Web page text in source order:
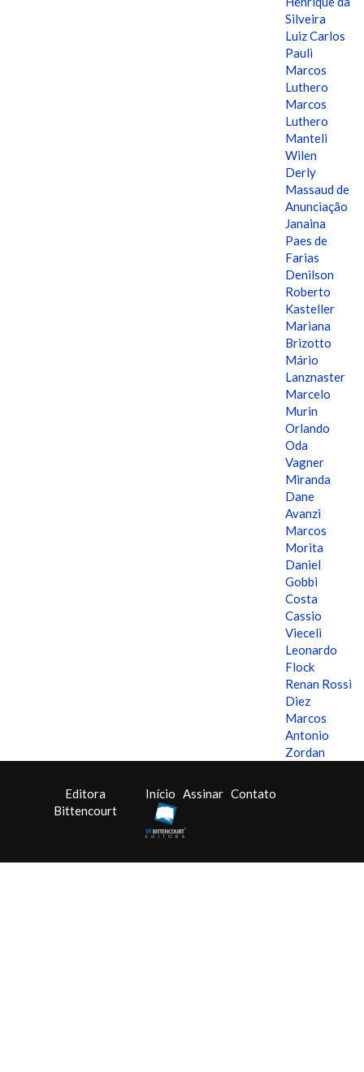
Silveira
Luiz Carlos
Pauli
Marcos
Luthero
Marcos
Luthero
Manteli
Wilen
Derly
Massaud de
Anunciação
Janaina
Paes de
Farias
Denilson
Roberto
Kasteller
Mariana
Brizotto
Mário
Lanznaster
Marcelo
Murin
Orlando
Oda
Vagner
Miranda
Dane
Avanzi
Marcos
Morita
Daniel
Gobbi
Costa
Cassio
Vieceli
Leonardo
Flock
Renan Rossi
Diez
Marcos
Antonio
Zordan
Editora
Bittencourt
Início Assinar Contato